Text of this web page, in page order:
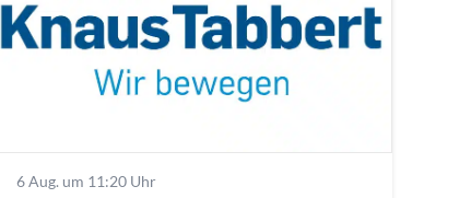
6 Aug. um 11:20 Uhr